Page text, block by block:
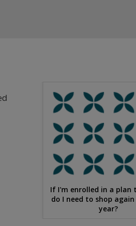
If I'm enrolled in a plan
do I need to shop
year?